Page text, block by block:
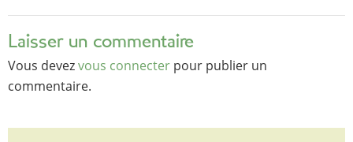
Laisser un commentaire
Vous devezvous connecter pour publier un
commentaire.